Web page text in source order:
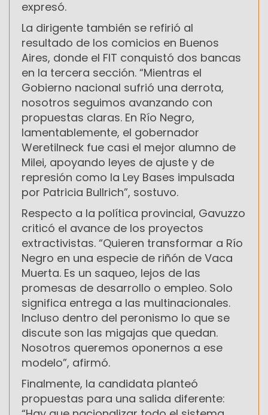
expresó.
La dirigente también se refirió al
resultado de los comicios en Buenos
Aires, donde el FIT conquistó dos bancas
en la tercera sección. “Mientras el
Gobierno nacional sufrió una derrota,
nosotros seguimos avanzando con
propuestas claras. En Río Negro,
lamentablemente, el gobernador
Weretilneck fue casi el mejor alumno de
Milei, apoyando leyes de ajuste y de
represión como la Ley Bases impulsada
por Patricia Bullrich”, sostuvo.
Respecto a la política provincial, Gavuzzo
criticó el avance de los proyectos
extractivistas. “Quieren transformar a Río
Negro en una especie de riñón de Vaca
Muerta. Es un saqueo, lejos de las
promesas de desarrollo o empleo. Solo
significa entrega a las multinacionales.
Incluso dentro del peronismo lo que se
discute son las migajas que quedan.
Nosotros queremos oponernos a ese
modelo”, afirmó.
Finalmente, la candidata planteó
propuestas para una salida diferente: